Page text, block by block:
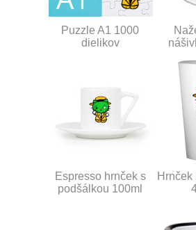
Puzzle A1 1000
dielikov
Espresso hrnček s
podšálkou 100ml
Hrnček